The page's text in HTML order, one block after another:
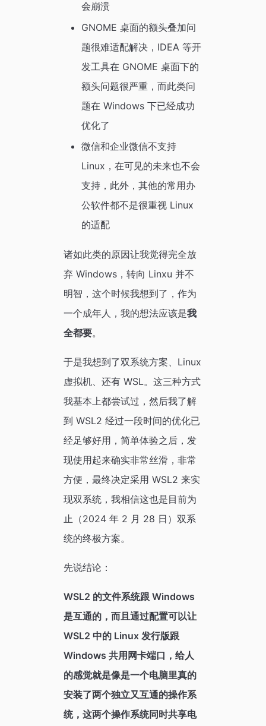
会崩溃
GNOME 桌面的额头叠加问
题很难适配解决，IDEA 等开
发工具在 GNOME 桌面下的
额头问题很严重，而此类问
题在 Windows 下已经成功
优化了
微信和企业微信不支持
Linux，在可见的未来也不会
支持，此外，其他的常用办
公软件都不是很重视 Linux
的适配
诸如此类的原因让我觉得完全放
弃 Windows，转向 Linxu 并不
明智，这个时候我想到了，作为
一个成年人，我的想法应该是我
全都要。
于是我想到了双系统方案、Linux
虚拟机、还有 WSL。这三种方式
我基本上都尝试过，然后我了解
到 WSL2 经过一段时间的优化已
经足够好用，简单体验之后，发
现使用起来确实非常丝滑，非常
方便，最终决定采用 WSL2 来实
现双系统，我相信这也是目前为
止（2024 年 2 月 28 日）双系
统的终极方案。
先说结论：
WSL2 的文件系统跟 Windows
是互通的，而且通过配置可以让
WSL2 中的 Linux 发行版跟
Windows 共用网卡端口，给人
的感觉就是像是一个电脑里真的
安装了两个独立又互通的操作系
统，这两个操作系统同时共享电